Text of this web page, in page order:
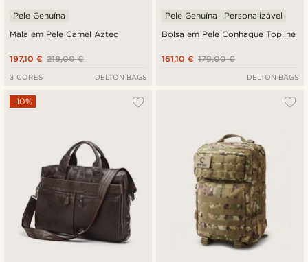
Mala em Pele Camel Aztec
Pele Genuína
219,00 €
197,10 €
3 CORES DELTON BAGS
Bolsa em Pele Conhaque Topline
Pele Genuína Personalizável
179,00 €
161,10 €
DELTON BAGS
-10%